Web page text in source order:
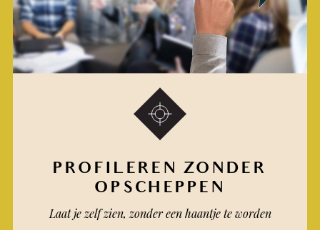
PROFILEREN ZONDER
OPSCHEPPEN
Laat je zelf zien, zonder een haantje te worden